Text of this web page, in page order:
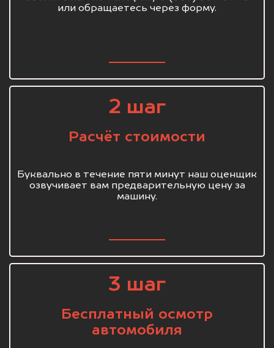
или обращаетесь через форму.
2 шаг
Расчёт стоимости
Буквально в течение пяти минут наш оценщик
озвучивает вам предварительную цену за
машину.
3 шаг
Бесплатный осмотр
автомобиля